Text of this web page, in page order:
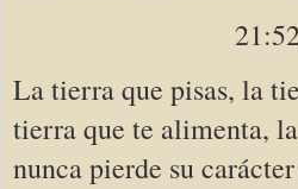
21:52
La tierra que pisas, la
tierra que te alimenta,
nunca pierde su